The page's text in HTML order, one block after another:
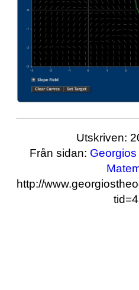
Utskriven:
Från sidan:
http://